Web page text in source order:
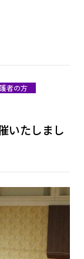
者の方
いたしまし